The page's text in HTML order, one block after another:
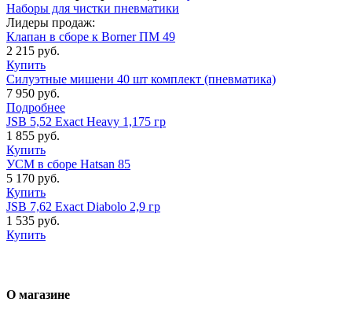
Наборы для чистки пневматики
Лидеры продаж:
Клапан в сборе к Borner ПМ 49
2 215 руб.
Купить
Силуэтные мишени 40 шт комплект (пневматика)
7 950 руб.
Подробнее
JSB 5,52 Exact Heavy 1,175 гр
1 855 руб.
Купить
УСМ в сборе Hatsan 85
5 170 руб.
Купить
JSB 7,62 Exact Diabolo 2,9 гр
1 535 руб.
Купить
О магазине